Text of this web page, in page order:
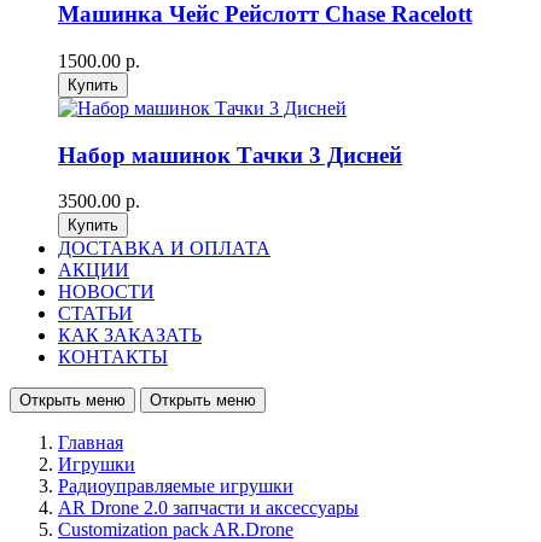
Машинка Чейс Рейслотт Chase Racelott
1500.00 р.
Набор машинок Тачки 3 Дисней
3500.00 р.
ДОСТАВКА И ОПЛАТА
АКЦИИ
НОВОСТИ
СТАТЬИ
КАК ЗАКАЗАТЬ
КОНТАКТЫ
Открыть меню Открыть меню
Главная
Игрушки
Радиоуправляемые игрушки
AR Drone 2.0 запчасти и аксессуары
Customization pack AR.Drone